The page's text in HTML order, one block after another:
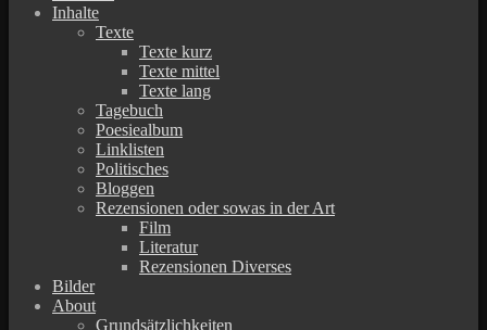
Inhalte
Texte
Texte kurz
Texte mittel
Texte lang
Tagebuch
Poesiealbum
Linklisten
Politisches
Bloggen
Rezensionen oder sowas in der Art
Film
Literatur
Rezensionen Diverses
Bilder
About
Grundsätzlichkeiten